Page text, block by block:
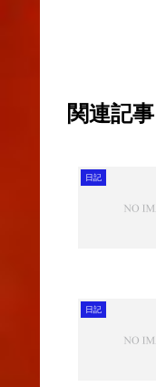
関連記事
日記
日記